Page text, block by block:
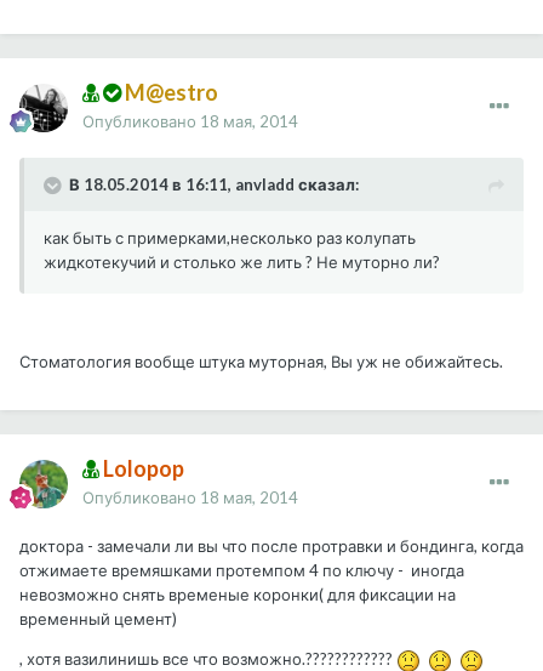
M@estro
Опубликовано 18 мая, 2014
В 18.05.2014 в 16:11, anvladd сказал:
как быть с примерками,несколько раз колупать
жидкотекучий и столько же лить ? Не муторно ли?
Стоматология вообще штука муторная, Вы уж не обижайтесь.
Lolopop
Опубликовано 18 мая, 2014
доктора - замечали ли вы что после протравки и бондинга, когда
отжимаете времяшками протемпом 4 по ключу - иногда
невозможно снять временые коронки( для фиксации на
временный цемент)
, хотя вазилинишь все что возможно.????????????